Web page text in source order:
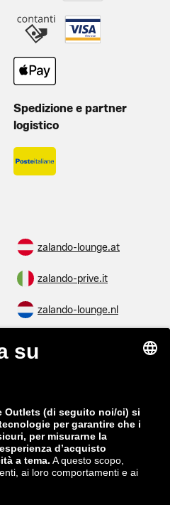
Spedizione e partner
logistico
zalando-lounge.at
zalando-prive.it
zalando-lounge.nl
zalando-lounge.cz
zalando-lounge.sk